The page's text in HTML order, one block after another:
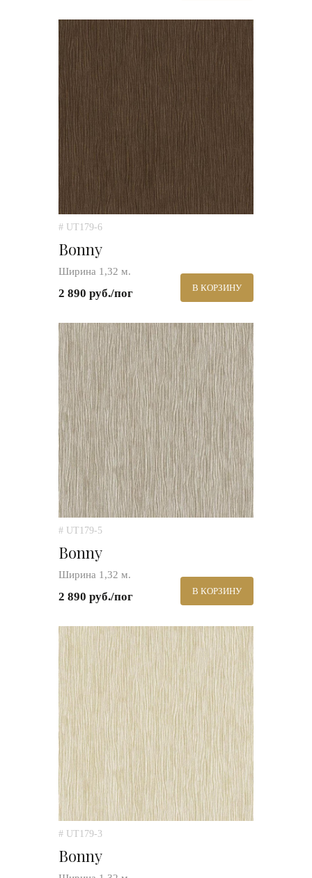
# UT179-6
Bonny
Ширина 1,32 м.
2 890 руб./пог В КОРЗИНУ
# UT179-5
Bonny
Ширина 1,32 м.
2 890 руб./пог В КОРЗИНУ
# UT179-3
Bonny